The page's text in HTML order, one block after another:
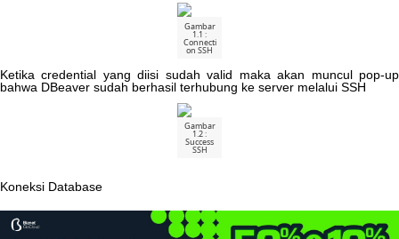
Gambar
1 1 :
Connecti
on SSH
Ketika credential yang diisi sudah valid maka akan muncul pop-up
bahwa DBeaver sudah berhasil terhubung ke server melalui SSH
Gambar
1.2:
Success
SSH
Koneksi Database